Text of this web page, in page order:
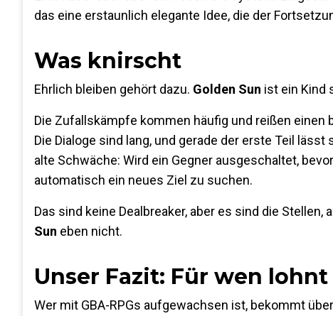
das eine erstaunlich elegante Idee, die der
Was knirscht
Ehrlich bleiben gehört dazu. Golden Sun ist ein Kind
Die Zufallskämpfe kommen häufig und reißen
Die Dialoge sind lang, und gerade der erste Teil
alte Schwäche: Wird ein Gegner ausgeschaltet,
automatisch ein neues Ziel zu suchen.
Das sind keine Dealbreaker, aber es sind die
Sun eben nicht.
Unser Fazit: Für wen lohnt
Wer mit GBA-RPGs aufgewachsen ist, bekommt